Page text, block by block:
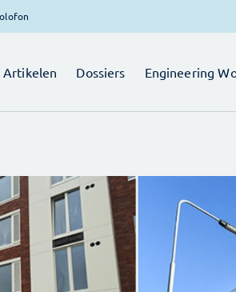
Artikelen Dossiers Engineering